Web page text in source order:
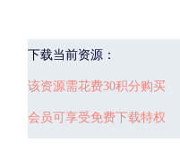
下载当前资源：
该资源需花费30积分购买
会员可享受免费下载特权